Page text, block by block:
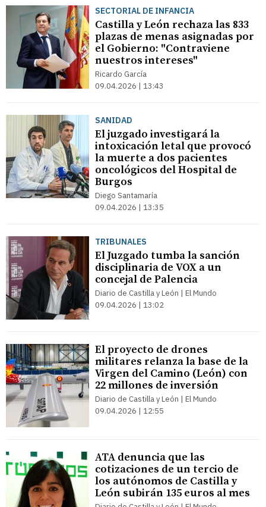
SECTORIAL DE INFANCIA
Castilla y León rechaza las 833
plazas de menas asignadas por
el Gobierno: "Contraviene
nuestros intereses"
Ricardo García
09.04.2026 | 13:43
SANIDAD
El juzgado investigará la
intoxicación letal que provocó
la muerte a dos pacientes
oncológicos del Hospital de
Burgos
Diego Santamaría
09.04.2026 | 13:35
TRIBUNALES
El Juzgado tumba la sanción
disciplinaria de VOX a un
concejal de Palencia
Diario de Castilla y León | El Mundo
09.04.2026 | 13:02
El proyecto de drones
militares relanza la base de la
Virgen del Camino (León) con
22 millones de inversión
Diario de Castilla y León | El Mundo
09.04.2026 | 12:55
ATA denuncia que las
cotizaciones de un tercio de
los autónomos de Castilla y
León subirán 135 euros al mes